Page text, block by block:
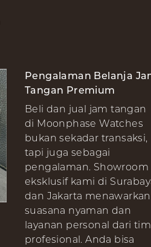
Pengalaman Belanja
Tangan Premium
Beli dan jual jam tangan
di Moonphase Watches
bukan sekadar transaksi,
tapi juga sebagai
pengalaman. Showroom
eksklusif kami di
dan Jakarta menawarkan
suasana nyaman dan
layanan personal dari tim
profesional. Anda bisa